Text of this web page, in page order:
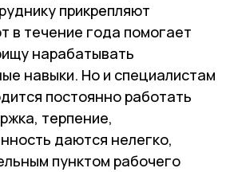
прикрепляют
в течение года помогает
нарабатывать
навыки. Но и специалистам
постоянно работать
терпение,
даются нелегко,
пунктом рабочего